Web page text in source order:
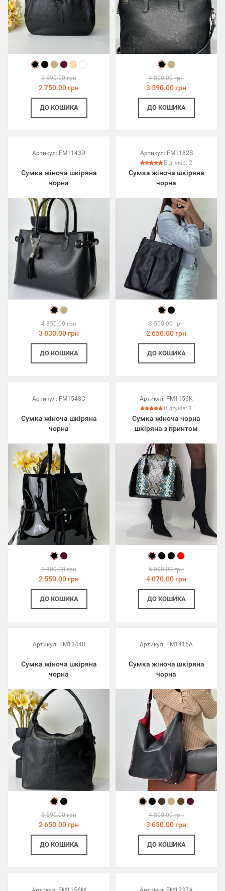
3 690.00 грн
2 750.00 грн
ДО КОШИКА
4 800.00 грн
3 590.00 грн
ДО КОШИКА
Артикул: FM1143D
Сумка жіноча шкіряна
чорна
4 850.00 грн
3 830.00 грн
ДО КОШИКА
Артикул: FM1182B
Відгуків: 2
Сумка жіноча шкіряна
чорна
3 500.00 грн
2 650.00 грн
ДО КОШИКА
Артикул: FM1548C
Сумка жіноча шкіряна
чорна
3 800.00 грн
2 550.00 грн
ДО КОШИКА
Артикул: FM1156K
Відгуків: 1
Сумка жіноча чорна
шкіряна з принтом
5 000.00 грн
4 070.00 грн
ДО КОШИКА
Артикул: FM1344B
Сумка жіноча шкіряна
чорна
3 590.00 грн
2 650.00 грн
ДО КОШИКА
Артикул: FM1415A
Сумка жіноча шкіряна
чорна
4 800.00 грн
3 650.00 грн
ДО КОШИКА